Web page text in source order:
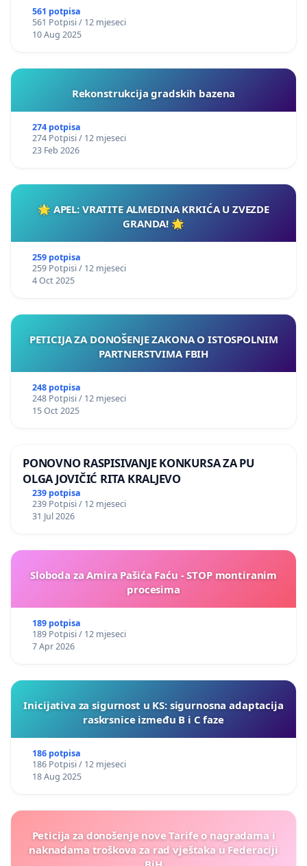
561 potpisa
561 Potpisi / 12 mjeseci
10 Aug 2025
Rekonstrukcija gradskih bazena
274 potpisa
274 Potpisi / 12 mjeseci
23 Feb 2026
🌟 APEL: VRATITE ALMEDINA KRKIĆA U ZVEZDE
GRANDA! 🌟
259 potpisa
259 Potpisi / 12 mjeseci
4 Oct 2025
PETICIJA ZA DONOŠENJE ZAKONA O ISTOSPOLNIM
PARTNERSTVIMA FBIH
248 potpisa
248 Potpisi / 12 mjeseci
15 Oct 2025
PONOVNO RASPISIVANJE KONKURSA ZA PU
OLGA JOVIČIĆ RITA KRALJEVO
239 potpisa
239 Potpisi / 12 mjeseci
31 Jul 2026
Sloboda za Amira Pašića Faću - STOP montiranim
procesima
189 potpisa
189 Potpisi / 12 mjeseci
7 Apr 2026
Inicijativa za sigurnost u KS: sigurnosna adaptacija
raskrsnice između B i C faze
186 potpisa
186 Potpisi / 12 mjeseci
18 Aug 2025
Peticija za donošenje nove Tarife o nagradama i
naknadama troškova za rad vještaka u Federaciji